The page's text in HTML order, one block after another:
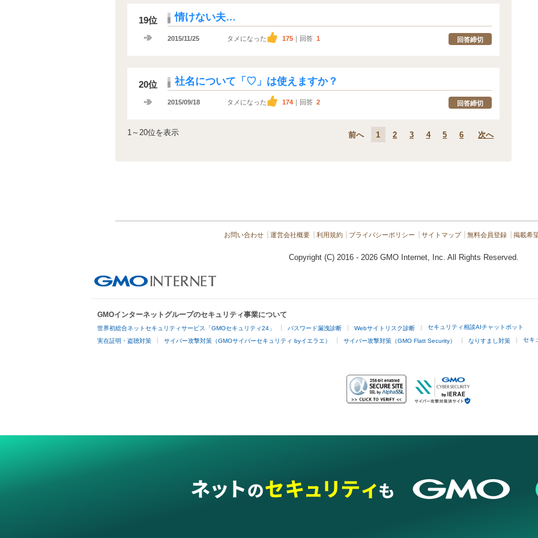
19位 情けない夫…
2015/11/25 タメになった 175 ｜回答 1 回答締切
20位 社名について「♡」は使えますか？
2015/09/18 タメになった 174 ｜回答 2 回答締切
1～20位を表示 前へ 1 2 3 4 5 6 次へ
お問い合わせ 運営会社概要 利用規約 プライバシーポリシー サイトマップ 無料会員登録 掲載希
Copyright (C) 2016 - 2026 GMO Internet, Inc. All Rights Reserved.
GMOインターネットグループのセキュリティ事業について
世界初総合ネットセキュリティサービス「GMOセキュリティ24」 パスワード漏洩診断 Webサイトリスク診断 セキュリティ相談AIチャットボット
実在証明・盗聴対策 サイバー攻撃対策（GMOサイバーセキュリティ byイエラエ） サイバー攻撃対策（GMO Flatt Security） なりすまし対策 セキ